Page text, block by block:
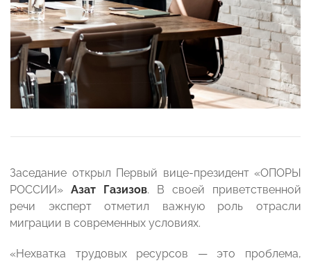
Заседание открыл Первый вице-президент «ОПОРЫ
РОССИИ» Азат Газизов. В своей приветственной
речи эксперт отметил важную роль отрасли
миграции в современных условиях.
«Нехватка трудовых ресурсов — это проблема,